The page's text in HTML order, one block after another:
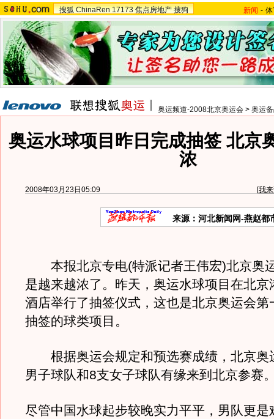
搜狐 ChinaRen 17173 焦点房地产 搜狗 新闻 -
奥运频道-2008北京奥运会 > 奥运
奥运水球项目昨日完成抽签 北京
浓
2008年03月23日05:09 [我
来源：河北新闻网-燕赵都
本报北京专电(特派记者王伟宏)北京奥
是越来越浓了。昨天，奥运水球项目在北京
酒店举行了抽签仪式，这也是北京奥运会第
抽签的球类项目。
根据奥运会规定和预选赛成绩，北京奥
男子球队和8支女子球队有缘来到北京参赛
尽管中国水球起步较晚实力平平，男队更是